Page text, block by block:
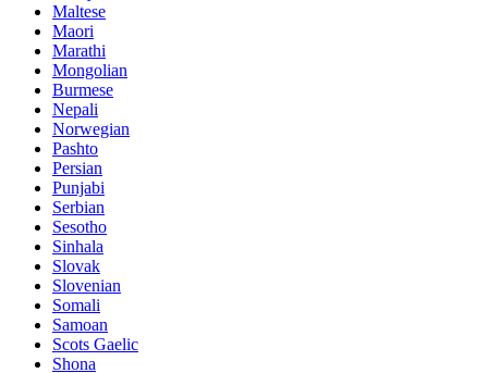
Maltese
Maori
Marathi
Mongolian
Burmese
Nepali
Norwegian
Pashto
Persian
Punjabi
Serbian
Sesotho
Sinhala
Slovak
Slovenian
Somali
Samoan
Scots Gaelic
Shona